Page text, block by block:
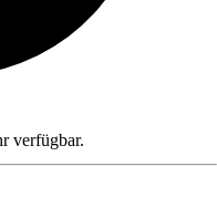
verfügbar.